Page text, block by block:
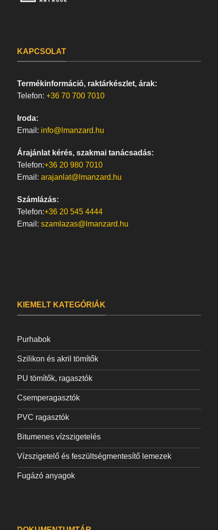
KAPCSOLAT
Termékinformáció, raktárkészlet, árak:
Telefon: +36 70 700 7010
Iroda:
Email: info@lmanzard.hu
Árajánlat kérés, szakmai tanácsadás:
Telefon:+36 20 980 7010
Email: arajanlat@lmanzard.hu
Számlázás:
Telefon:+36 20 545 4444
Email: szamlazas@lmanzard.hu
KIEMELT KATEGÓRIÁK
Purhabok
Szilikon és akril tömítők
PU tömítők, ragasztók
Csemperagasztók
PVC ragasztók
Bitumenes vízszigetelés
Vízszigetelő és feszültségmentesítő lemezek
Fugázó anyagok